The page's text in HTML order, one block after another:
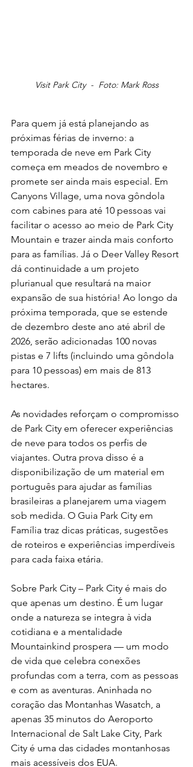
Visit Park City  -  Foto: Mark Ross
Para quem já está planejando as
próximas férias de inverno: a
temporada de neve em Park City
começa em meados de novembro e
promete ser ainda mais especial. Em
Canyons Village, uma nova gôndola
com cabines para até 10 pessoas vai
facilitar o acesso ao meio de Park City
Mountain e trazer ainda mais conforto
para as famílias. Já o Deer Valley Resort
dá continuidade a um projeto
plurianual que resultará na maior
expansão de sua história! Ao longo da
próxima temporada, que se estende
de dezembro deste ano até abril de
2026, serão adicionadas 100 novas
pistas e 7 lifts (incluindo uma gôndola
para 10 pessoas) em mais de 813
hectares.
As novidades reforçam o compromisso
de Park City em oferecer experiências
de neve para todos os perfis de
viajantes. Outra prova disso é a
disponibilização de um material em
português para ajudar as famílias
brasileiras a planejarem uma viagem
sob medida. O Guia Park City em
Família traz dicas práticas, sugestões
de roteiros e experiências imperdíveis
para cada faixa etária.
Sobre Park City – Park City é mais do
que apenas um destino. É um lugar
onde a natureza se integra à vida
cotidiana e a mentalidade
Mountainkind prospera — um modo
de vida que celebra conexões
profundas com a terra, com as pessoas
e com as aventuras. Aninhada no
coração das Montanhas Wasatch, a
apenas 35 minutos do Aeroporto
Internacional de Salt Lake City, Park
City é uma das cidades montanhosas
mais acessíveis dos EUA.